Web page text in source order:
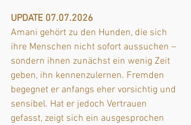
UPDATE 07.07.2026
Amani gehört zu den Hunden, die sich
ihre Menschen nicht sofort aussuchen –
sondern ihnen zunächst ein wenig Zeit
geben, ihn kennenzulernen. Fremden
begegnet er anfangs eher vorsichtig und
sensibel. Hat er jedoch Vertrauen
gefasst, zeigt sich ein ausgesprochen